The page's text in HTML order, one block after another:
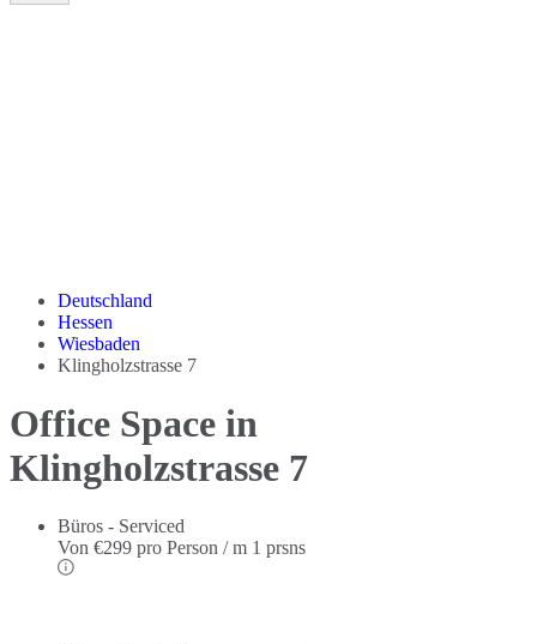
Deutschland
Hessen
Wiesbaden
Klingholzstrasse 7
Office Space in
Klingholzstrasse 7
Büros - Serviced
Von €299 pro Person / m 1 prsns